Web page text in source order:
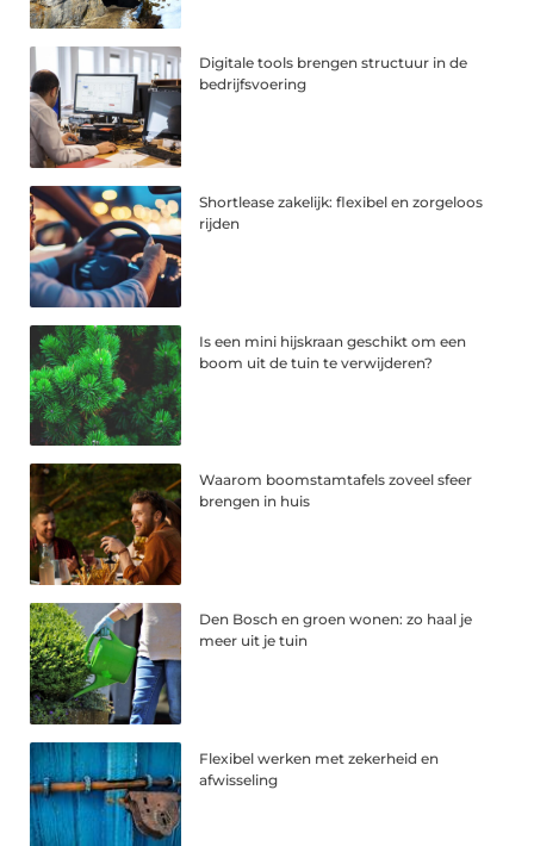
Digitale tools brengen structuur in de
bedrijfsvoering
Shortlease zakelijk: flexibel en zorgeloos
rijden
Is een mini hijskraan geschikt om een
boom uit de tuin te verwijderen?
Waarom boomstamtafels zoveel sfeer
brengen in huis
Den Bosch en groen wonen: zo haal je
meer uit je tuin
Flexibel werken met zekerheid en
afwisseling